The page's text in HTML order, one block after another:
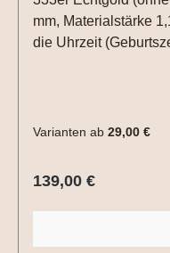
mm, Materialstärke
die Uhrzeit
Gravuroptionen
Varianten ab 29,00 €
Regulärer Preis:
139,00 €